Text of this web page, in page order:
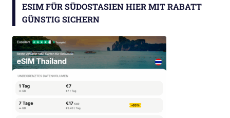
ESIM FÜR SÜDOSTASIEN HIER MIT RABATT
GÜNSTIG SICHERN